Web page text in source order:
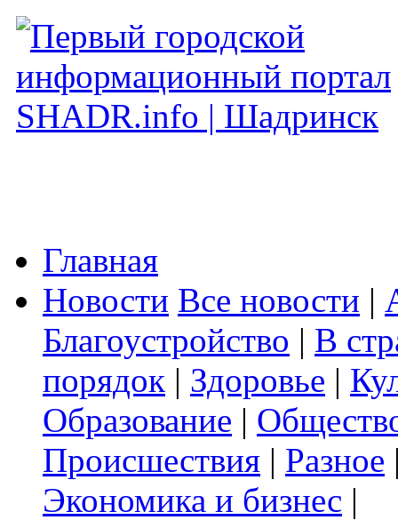
Главная
Новости Все новости |
Благоустройство | В
порядок | Здоровье |
Образование |
Происшествия | Разное
Экономика и бизнес |